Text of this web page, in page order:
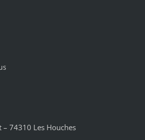
– 74310 Les Houches